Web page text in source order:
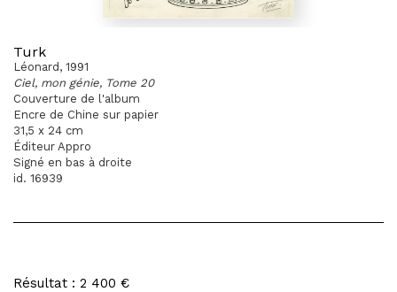
Turk
Léonard, 1991
Ciel, mon génie, Tome 20
Couverture de l'album
Encre de Chine sur papier
31,5 x 24 cm
Éditeur Appro
Signé en bas à droite
id. 16939
Résultat : 2 400 €